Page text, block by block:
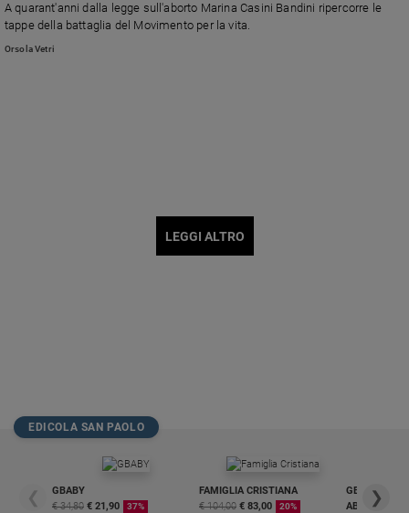
A quarant'anni dalla legge sull'aborto Marina Casini Bandini ripercorre le
tappe della battaglia del Movimento per la vita.
Orsola Vetri
LEGGI ALTRO
EDICOLA SAN PAOLO
❮
GBABY
€ 34,80 € 21,90 37%
FAMIGLIA CRISTIANA
€ 104,00 € 83,00 20%
GBABY
❯